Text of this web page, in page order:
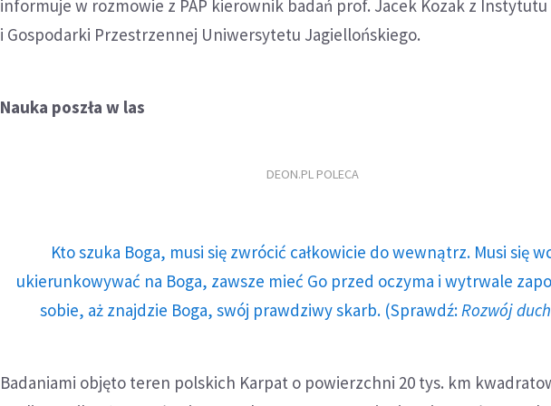
informuje w rozmowie z PAP kierownik badań prof. Jacek Kozak z
i Gospodarki Przestrzennej Uniwersytetu Jagiellońskiego.
Nauka poszła w las
DEON.PL POLECA
Kto szuka Boga, musi się zwrócić całkowicie do wewnątrz. Musi się
ukierunkowywać na Boga, zawsze mieć Go przed oczyma i wytrwale
sobie, aż znajdzie Boga, swój prawdziwy skarb. (Sprawdź: Rozwój
Badaniami objęto teren polskich Karpat o powierzchni 20 tys. km